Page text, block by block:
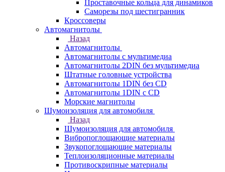
Проставочные кольца для динамиков
Саморезы под шестигранник
Кроссоверы
Автомагнитолы
Назад
Автомагнитолы
Автомагнитолы с мультимедиа
Автомагнитолы 2DIN без мультимедиа
Штатные головные устройства
Автомагнитолы 1DIN без CD
Автомагнитолы 1DIN с CD
Морские магнитолы
Шумоизоляция для автомобиля
Назад
Шумоизоляция для автомобиля
Вибропоглощающие материалы
Звукопоглощающие материалы
Теплоизоляционные материалы
Противоскрипные материалы